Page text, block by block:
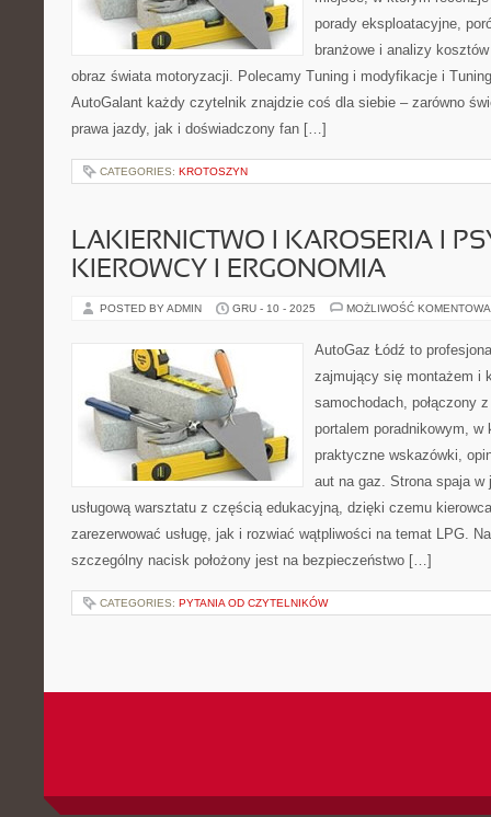
porady eksploatacyjne,
branżowe i analizy
obraz świata motoryzacji. Polecamy Tuning i modyfikacje i
AutoGalant każdy czytelnik znajdzie coś dla siebie – zarówno
prawa jazdy, jak i doświadczony fan […]
CATEGORIES: KROTOSZYN
LAKIERNICTWO I KAROSERIA I
KIEROWCY I ERGONOMIA
POSTED BY ADMIN GRU - 10 - 2025 MOŻLIWOŚĆ
AutoGaz Łódź to
zajmujący się montażem i
samochodach, połączony
portalem poradnikowym, w
praktyczne wskazówki,
aut na gaz. Strona spaja w
usługową warsztatu z częścią edukacyjną, dzięki czemu
zarezerwować usługę, jak i rozwiać wątpliwości na temat LPG.
szczególny nacisk położony jest na bezpieczeństwo […]
CATEGORIES: PYTANIA OD CZYTELNIKÓW